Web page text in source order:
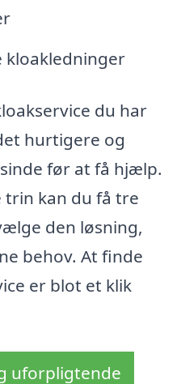
kloakledninger
du har
hurtigere og
før at få hjælp.
trin kan du få tre
den løsning,
behov. At finde
er blot et klik
uforpligtende